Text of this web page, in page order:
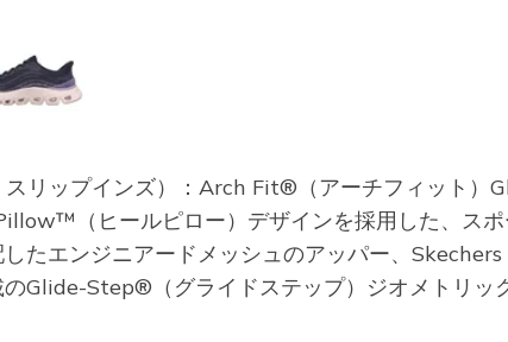
リップインズ）：Arch Fit®（アーチフィット）
（ヒールピロー）デザインを採用した、ス
たエンジニアードメッシュのアッパー、
Glide-Step®（グライドステップ）ジオメトリッ